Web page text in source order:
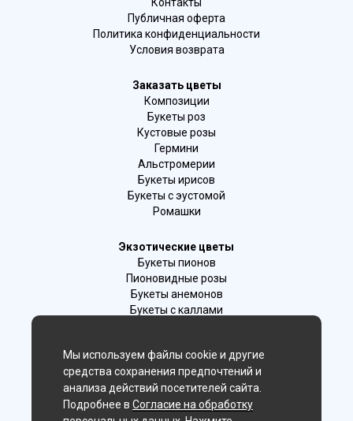
Контакты
Публичная оферта
Политика конфиденциальности
Условия возврата
Заказать цветы
Композиции
Букеты роз
Кустовые розы
Гермини
Альстромерии
Букеты ирисов
Букеты с эустомой
Ромашки
Экзотические цветы
Букеты пионов
Пионовидные розы
Букеты анемонов
Букеты с каллами
Лаванда
Гиацинты
Мы в соц. сетях:
Мы используем файлы cookie и другие
средства сохранения предпочтений и
анализа действий посетителей сайта.
Подробнее в Согласие на обработку